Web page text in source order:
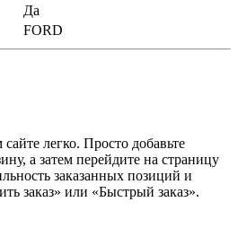
Да
FORD
легко. Просто добавьте
а затем перейдите на страницу
заказанных позиций и
заказ» или «Быстрый заказ».